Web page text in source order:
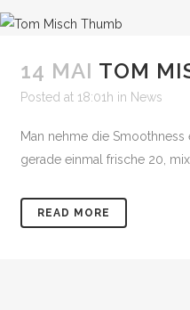
14 MAI TOM
Posted at 18:01h in News
Man nehme die
gerade einmal frische 20,
READ MORE